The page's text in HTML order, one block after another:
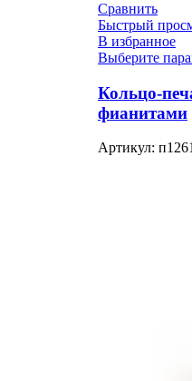
Сравнить
Быстрый
В избранное
Выберите
Кольцо-
фианитами
Артикул: